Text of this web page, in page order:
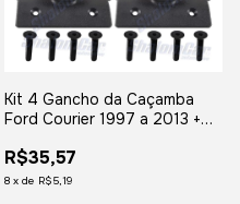
Kit 4 Gancho da Caçamba
Ford Courier 1997 a 2013 +
R$35,57
8 x de R$5,19